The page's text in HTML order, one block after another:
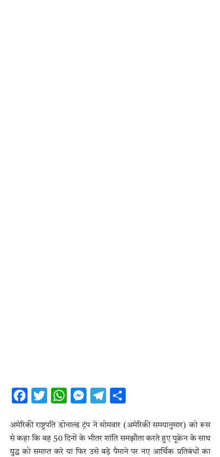
Facebook
Twitter
WhatsApp
Messenger
Telegram
अमेरिकी राष्ट्रपति डोनाल्ड ट्रंप ने सोमवार (अमेरिकी समयानुसार) को रूस
से कहा कि वह 50 दिनों के भीतर शांति समझौता करते हुए यूक्रेन के साथ
युद्ध को समाप्त करे या फिर उसे बड़े पैमाने पर नए आर्थिक प्रतिबंधों का